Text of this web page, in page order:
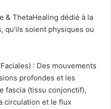
& ThetaHealing dédié à la
qu’ils soient physiques ou
: Des mouvements
profondes et les
fascia (tissu conjonctif),
circulation et le flux